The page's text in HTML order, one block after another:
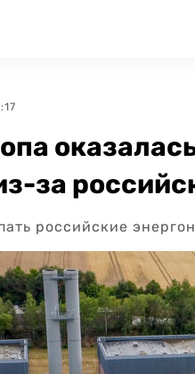
за
российские